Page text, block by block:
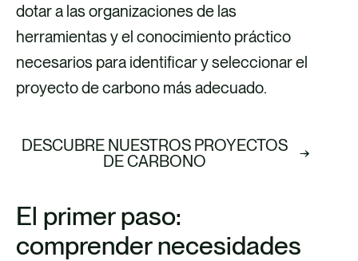
dotar a las organizaciones de las
herramientas y el conocimiento práctico
necesarios para identificar y seleccionar el
proyecto de carbono más adecuado.
DESCUBRE NUESTROS PROYECTOS
DE CARBONO
El primer paso:
comprender necesidades